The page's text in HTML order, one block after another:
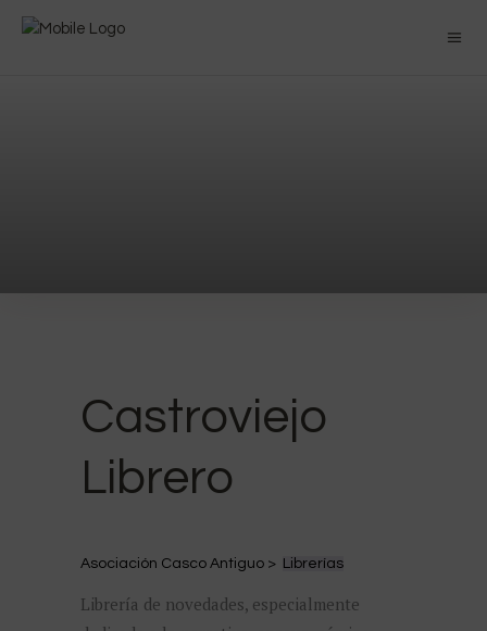
Castroviejo
Librero
Asociación Casco Antiguo > Librerías
Librería de novedades, especialmente